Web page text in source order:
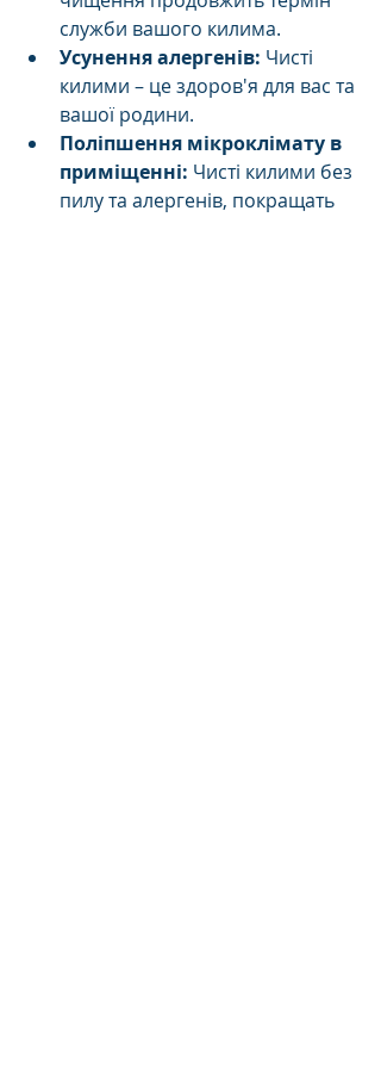
служби вашого килима.
Усунення алергенів: Чисті
килими – це здоров'я для вас та
вашої родини.
Поліпшення мікроклімату в
приміщенні: Чисті килими без
пилу та алергенів, покращать